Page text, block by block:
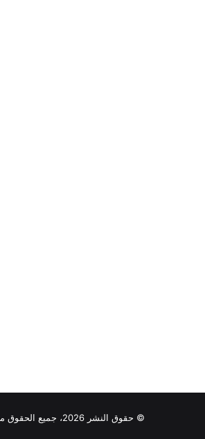
© حقوق النشر 2026، جميع الحقوق محفوظة |